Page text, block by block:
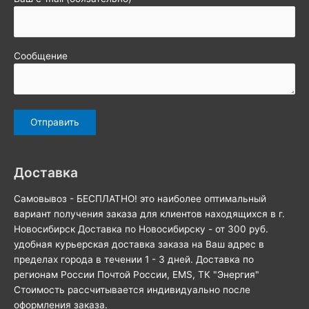
Сообщение
Доставка
Самовывоз - БЕСПЛАТНО! это наиболее оптимальный
вариант получения заказа для клиентов находящихся в г.
Новосибирск Доставка по Новосибирску - от 300 руб.
удобная курьерская доставка заказа на Ваш адрес в
пределах города в течении 1 - 3 дней. Доставка по
регионам России Почтой России, EMS, ТК "Энергия"
Стоимость рассчитывается индивидуально после
оформления заказа.